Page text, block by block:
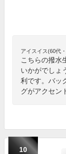
アイスイス(60代
こちらの撥水
いかがでしょ
利です。バッ
グがアクセン
10